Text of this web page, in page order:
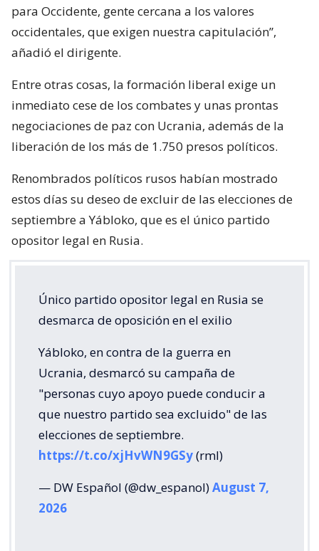
para Occidente, gente cercana a los valores
occidentales, que exigen nuestra capitulación”,
añadió el dirigente.
Entre otras cosas, la formación liberal exige un
inmediato cese de los combates y unas prontas
negociaciones de paz con Ucrania, además de la
liberación de los más de 1.750 presos políticos.
Renombrados políticos rusos habían mostrado
estos días su deseo de excluir de las elecciones de
septiembre a Yábloko, que es el único partido
opositor legal en Rusia.
Único partido opositor legal en Rusia se
desmarca de oposición en el exilio
Yábloko, en contra de la guerra en
Ucrania, desmarcó su campaña de
"personas cuyo apoyo puede conducir a
que nuestro partido sea excluido" de las
elecciones de septiembre.
https://t.co/xjHvWN9GSy(rml)
— DW Español (@dw_espanol)August 7,
2026